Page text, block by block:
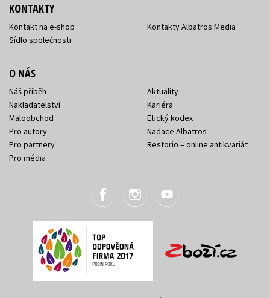
KONTAKTY
Kontakt na e-shop
Sídlo společnosti
Kontakty Albatros Media
O NÁS
Náš příběh
Nakladatelství
Maloobchod
Pro autory
Pro partnery
Pro média
Aktuality
Kariéra
Etický kodex
Nadace Albatros
Restorio – online antikvariát